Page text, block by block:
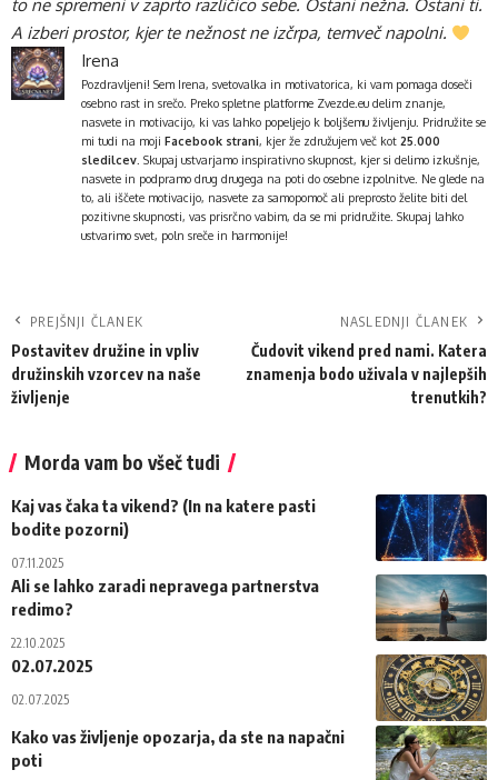
to ne spremeni v zaprto različico sebe. Ostani nežna. Ostani ti.
A izberi prostor, kjer te nežnost ne izčrpa, temveč napolni.
Irena
Pozdravljeni! Sem Irena, svetovalka in motivatorica, ki vam pomaga doseči
osebno rast in srečo. Preko spletne platforme Zvezde.eu delim znanje,
nasvete in motivacijo, ki vas lahko popeljejo k boljšemu življenju. Pridružite se
mi tudi na moji Facebook strani, kjer že združujem več kot 25.000
sledilcev . Skupaj ustvarjamo inspirativno skupnost, kjer si delimo izkušnje,
nasvete in podpramo drug drugega na poti do osebne izpolnitve. Ne glede na
to, ali iščete motivacijo, nasvete za samopomoč ali preprosto želite biti del
pozitivne skupnosti, vas prisrčno vabim, da se mi pridružite. Skupaj lahko
ustvarimo svet, poln sreče in harmonije!
PREJŠNJI ČLANEK
Postavitev družine in vpliv
družinskih vzorcev na naše
življenje
NASLEDNJI ČLANEK
Čudovit vikend pred nami. Katera
znamenja bodo uživala v najlepših
trenutkih?
Morda vam bo všeč tudi
Kaj vas čaka ta vikend? (In na katere pasti
bodite pozorni)
07.11.2025
Ali se lahko zaradi nepravega partnerstva
redimo?
22.10.2025
02.07.2025
02.07.2025
Kako vas življenje opozarja, da ste na napačni
poti